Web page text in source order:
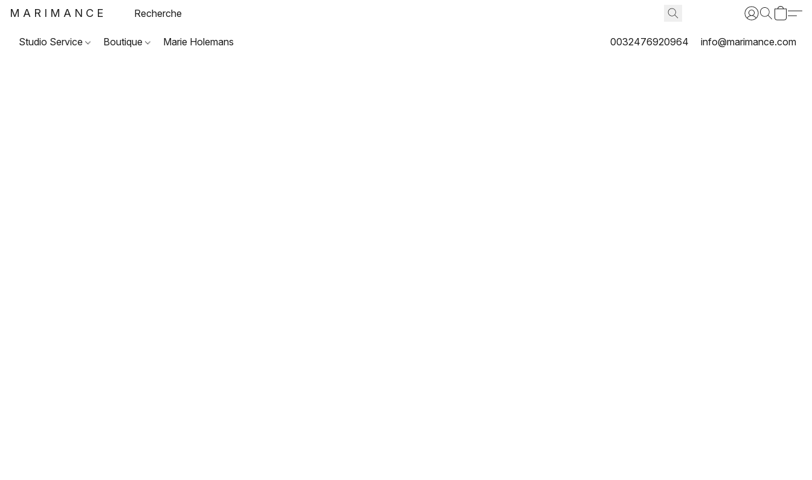
MARIMANCE
Studio Service Boutique Marie Holemans 0032476920964 info@marimance.com